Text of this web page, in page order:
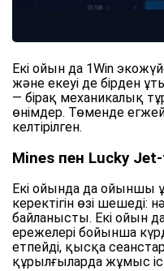
Екі ойын да 1Win
және екеуі де бірден
— бірақ механикалық
өнімдер. Төменде
келтірілген.
Mines пен Lucky
Екі ойында да ойыншы
керектігін өзі
байланысты. Екі ойын
ережелері бойынша
етпейді, қысқа
құрылғыларда жұмыс